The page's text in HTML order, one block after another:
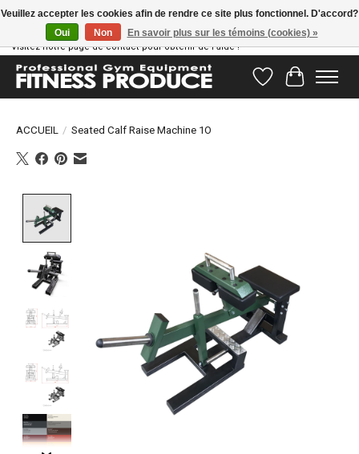
Vous avez des questions ? Notre équipe d'assistance est prête à vous aider !
Visitez notre page de contact pour obtenir de l'aide !
Liste dePanier
ACCUEIL / Seated Calf Raise Machine 1O
Veuillez accepter les cookies afin de rendre ce site plus fonctionnel. D'accord?
Oui
Non En savoir plus sur les témoins (cookies) »